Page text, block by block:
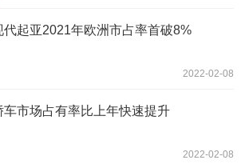
起亚2021年欧洲市占率首破8%
2022-02-08
市场占有率比上年快速提升
2022-02-08